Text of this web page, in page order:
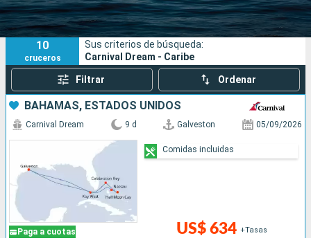
Puertos Compañías
Buscar
10
cruceros
Sus criterios de búsqueda:
Carnival Dream - Caribe
Filtrar Ordenar
BAHAMAS, ESTADOS UNIDOS
Paga a cuotas
Carnival Dream 9 d Galveston 05/09/2026
US$ 634 +Tasas
Comidas incluidas